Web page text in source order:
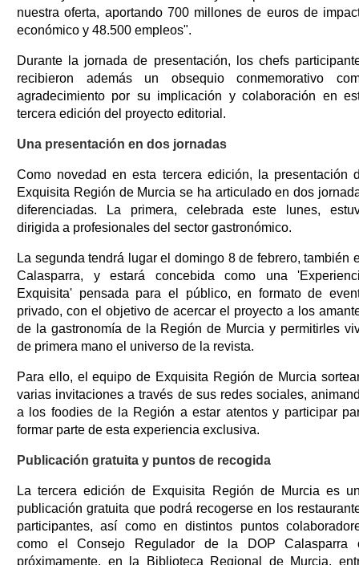
nuestra oferta, aportando 700 millones de euros de
económico y 48.500 empleos".
Durante la jornada de presentación, los chefs
recibieron además un obsequio conmemorativo
agradecimiento por su implicación y colaboración en
tercera edición del proyecto editorial.
Una presentación en dos jornadas
Como novedad en esta tercera edición, la presentación
Exquisita Región de Murcia se ha articulado en dos
diferenciadas. La primera, celebrada este lunes,
dirigida a profesionales del sector gastronómico.
La segunda tendrá lugar el domingo 8 de febrero, también
Calasparra, y estará concebida como una
Exquisita' pensada para el público, en formato de
privado, con el objetivo de acercar el proyecto a los
de la gastronomía de la Región de Murcia y permitirles
de primera mano el universo de la revista.
Para ello, el equipo de Exquisita Región de Murcia
varias invitaciones a través de sus redes sociales,
a los foodies de la Región a estar atentos y participar
formar parte de esta experiencia exclusiva.
Publicación gratuita y puntos de recogida
La tercera edición de Exquisita Región de Murcia es
publicación gratuita que podrá recogerse en los
participantes, así como en distintos puntos
como el Consejo Regulador de la DOP Calasparra
próximamente, en la Biblioteca Regional de Murcia,